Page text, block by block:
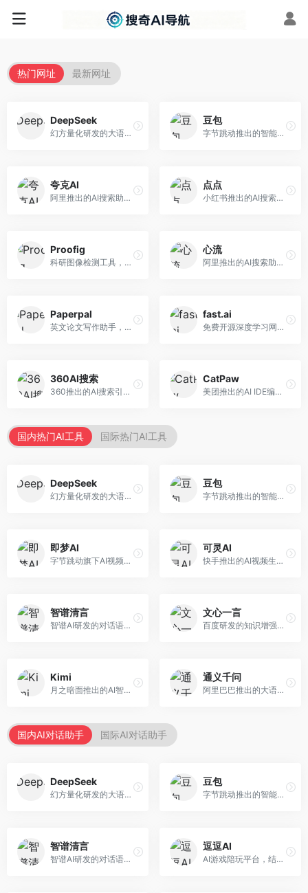
热门网址 最新网址
DeepSeek
幻方量化研发的大语言模型平台，专注于深度推理和代码生成能力。面向开发者、研究人员和技术爱好者，提供强大的逻辑推理和数学计算功能，开源生态完善，API接口友好。
豆包
字节跳动推出的智能对话助手平台，提供文本创作、知识问答、英语学习等多种AI服务。面向普通用户和内容创作者，支持多轮对话和文件解析，免费使用，响应速度快，中文理解能力强。
夸克AI
阿里推出的AI搜索助手，整合搜索与AI功能。面向年轻用户，提供智能搜索、文档处理、学习辅助等服务，与夸克生态深度整合。
点点
小红书推出的AI搜索应用，专注于生活方式内容搜索。面向小红书用户，提供生活攻略、消费决策、内容推荐等服务，生活方式内容丰富。
Proofig
科研图像检测工具，专注于学术图像完整性验证。面向科研人员，提供图像检测、重复分析、报告生成等服务，学术检测专业。
心流
阿里推出的AI搜索助手，专注于智能信息获取。面向普通用户，提供智能搜索、内容整理、知识问答等服务，与阿里生态深度整合。
Paperpal
英文论文写作助手，专注于学术英语润色。面向需要发表国际期刊的研究者，提供语法检查、学术表达优化、格式规范等服务，英语表达地道专业。
fast.ai
免费开源深度学习网站，专注于实用AI教学。面向开发者，提供免费深度学习课程、实战项目、代码库等资源，学习门槛低。
360AI搜索
360推出的AI搜索引擎，专注于安全智能搜索。面向普通用户，提供智能问答、网页搜索、内容整理等服务，安全防护能力强。
CatPaw
美团推出的AI IDE编程工具，专注于本地开发生态。面向开发者，提供智能代码补全、代码生成、项目管理等服务，本地开发体验好。
国内热门AI工具 国际热门AI工具
DeepSeek
幻方量化研发的大语言模型平台，专注于深度推理和代码生成能力。面向开发者、研究人员和技术爱好者，提供强大的逻辑推理和数学计算功能，开源生态完善，API接口友好。
豆包
字节跳动推出的智能对话助手平台，提供文本创作、知识问答、英语学习等多种AI服务。面向普通用户和内容创作者，支持多轮对话和文件解析，免费使用，响应速度快，中文理解能力强。
即梦AI
字节跳动旗下AI视频创作平台，支持多模态内容生成。面向内容创作者和营销人员，提供文生视频、图生视频、智能剪辑等功能，中文理解能力强，创作效率高。
可灵AI
快手推出的AI视频生成平台，支持文生视频和图生视频，可生成长达2分钟的高质量视频内容。面向短视频创作者和营销人员，操作简便，生成效果逼真，适合商业推广和创意表达。
智谱清言
智谱AI研发的对话语言模型，支持中英双语交互。面向中文用户和开发者，提供知识问答、代码编写、文档解读等服务，开源生态完善，学术研究背景深厚。
文心一言
百度研发的知识增强大语言模型，深度融合百度知识图谱和搜索能力。面向中文用户，提供知识问答、文本创作、逻辑推理等服务，中文语境理解准确，知识覆盖面广。
Kimi
月之暗面推出的AI智能助手，核心优势在于超长文本处理能力，支持20万字以上文档分析。面向学术研究者、职场人士和内容创作者，提供文档解读、PPT生成、联网搜索等综合服务。
通义千问
阿里巴巴推出的大语言模型平台，提供对话问答、文档处理、图像理解、代码编写等全方位AI服务。面向企业用户和个人开发者，集成阿里云生态，支持多模态交互，企业级安全保障。
国内AI对话助手 国际AI对话助手
DeepSeek
幻方量化研发的大语言模型平台，专注于深度推理和代码生成能力。面向开发者、研究人员和技术爱好者，提供强大的逻辑推理和数学计算功能，开源生态完善，API接口友好。
豆包
字节跳动推出的智能对话助手平台，提供文本创作、知识问答、英语学习等多种AI服务。面向普通用户和内容创作者，支持多轮对话和文件解析，免费使用，响应速度快，中文理解能力强。
智谱清言
智谱AI研发的对话语言模型，支持中英双语交互。面向中文用户和开发者，提供知识问答、代码编写、文档解读等服务，开源生态完善，学术研究背景深厚。
逗逗AI
AI游戏陪玩平台，结合游戏理解和自然语言交互技术。面向游戏玩家，提供游戏攻略、陪玩互动、社交聊天等服务，游戏知识丰富，互动体验有趣。